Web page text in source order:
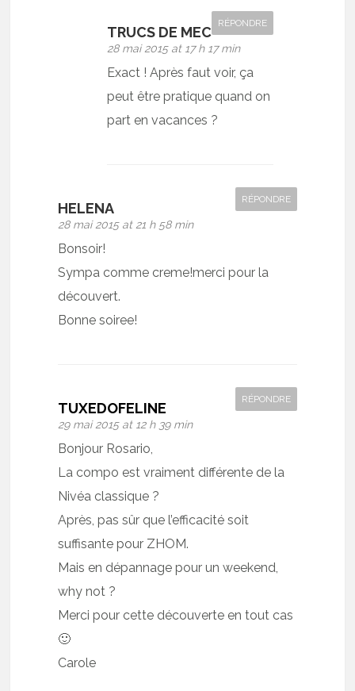
TRUCS DE MEC
28 mai 2015 at 17 h 17 min
RÉPONDRE
Exact ! Après faut voir, ça
peut être pratique quand on
part en vacances ?
HELENA
28 mai 2015 at 21 h 58 min
RÉPONDRE
Bonsoir!
Sympa comme creme!merci pour la
découvert.
Bonne soiree!
TUXEDOFELINE
29 mai 2015 at 12 h 39 min
RÉPONDRE
Bonjour Rosario,
La compo est vraiment différente de la
Nivéa classique ?
Après, pas sûr que l’efficacité soit
suffisante pour ZHOM.
Mais en dépannage pour un weekend,
why not ?
Merci pour cette découverte en tout cas
🙂
Carole